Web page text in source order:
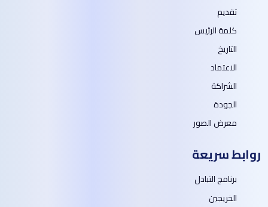
تقديم
كلمة الرئيس
التاريخ
الاعتماد
الشراكة
الجودة
معرض الصور
روابط سريعة
برنامج التبادل
الخريجين